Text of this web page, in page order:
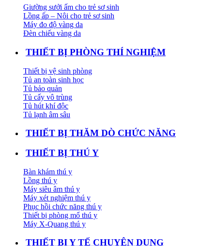
Giường sưởi ấm cho trẻ sơ sinh
Lồng ấp – Nôi cho trẻ sơ sinh
Máy đo độ vàng da
Đèn chiếu vàng da
THIẾT BỊ PHÒNG THÍ NGHIỆM
Thiết bị vệ sinh phòng
Tủ an toàn sinh học
Tủ bảo quản
Tủ cấy vô trùng
Tủ hút khí độc
Tủ lạnh âm sâu
THIẾT BỊ THĂM DÒ CHỨC NĂNG
THIẾT BỊ THÚ Y
Bàn khám thú y
Lồng thú y
Máy siêu âm thú y
Máy xét nghiệm thú y
Phục hồi chức năng thú y
Thiết bị phòng mổ thú y
Máy X-Quang thú y
THIẾT BỊ Y TẾ CHUYÊN DỤNG